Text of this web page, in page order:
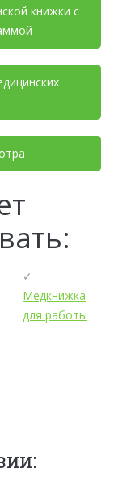
книжки с
✓
Медкнижка
для работы